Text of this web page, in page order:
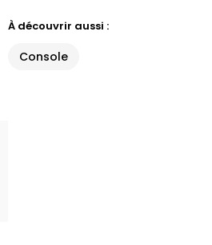
À découvrir aussi :
Console